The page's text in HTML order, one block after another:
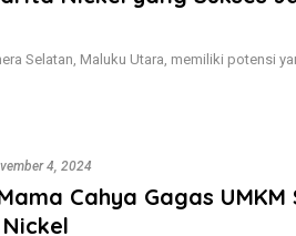
Selatan, Maluku Utara, memiliki potensi
4, 2024
Cahya Gagas UMKM